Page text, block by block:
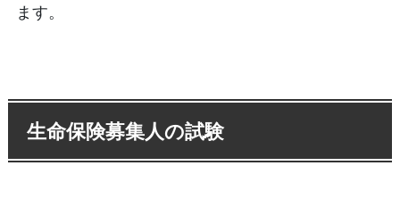
ます。
生命保険募集人の試験